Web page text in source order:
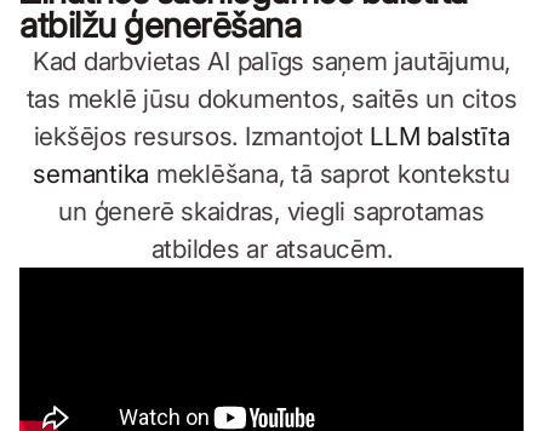
atbilžu ģenerēšana
Kad darbvietas AI palīgs saņem jautājumu,
tas meklē jūsu dokumentos, saitēs un citos
iekšējos resursos. Izmantojot LLM balstīta
semantika meklēšana, tā saprot kontekstu
un ģenerē skaidras, viegli saprotamas
atbildes ar atsaucēm.